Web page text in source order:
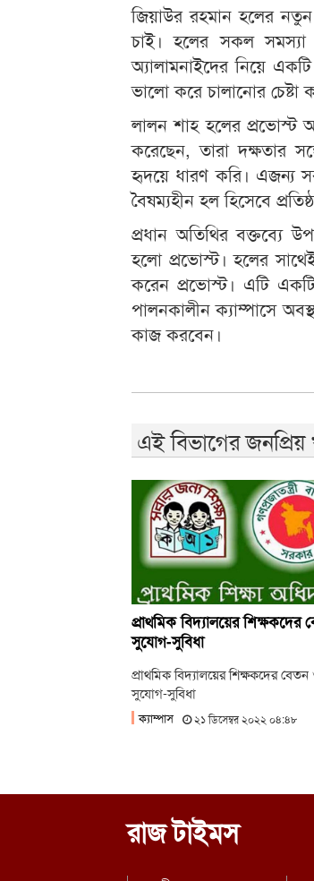
জিয়াউর রহমান হলের
চাই। হলের সকল
অ্যালামনাইদের নিয়ে
ভালো করে চালানোর
লালন শাহ হলের প্রভোস্ট
করেছেন, তারা দক্ষতার
হৃদয়ে ধারণ করি। এজন্য
বৈষম্যহীন হল হিসেবে
প্রধান অতিথির বক্তব্যে
হলো প্রভোস্ট। হলের
করেন প্রভোস্ট। এটি
পালনকালীন ক্যাম্পাসে
কাজ করবেন।
এই বিভাগের
প্রাথমিক বিদ্যালয়ের শিক্ষকদের
সুযোগ-সুবিধা
প্রাথমিক বিদ্যালয়ের শিক্ষকদের
সুযোগ-সুবিধা
ক্যাম্পাস ২১ ডিসেম্বর ২০২২ ০৪:৪৮
রাজ টাইমস